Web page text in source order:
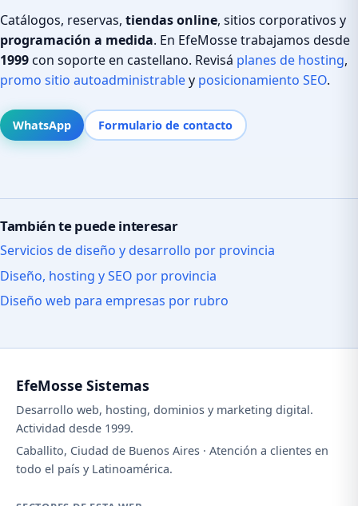
Catálogos, reservas, tiendas online, sitios corporativos y
programación a medida. En EfeMosse trabajamos desde
1999con soporte en castellano. Revisá planes de hosting,
promo sitio autoadministrabley posicionamiento SEO.
WhatsApp Formulario de contacto
También te puede interesar
Servicios de diseño y desarrollo por provincia
Diseño, hosting y SEO por provincia
Diseño web para empresas por rubro
EfeMosse Sistemas
Desarrollo web, hosting, dominios y marketing digital.
Actividad desde 1999.
Caballito, Ciudad de Buenos Aires · Atención a clientes en
todo el país y Latinoamérica.